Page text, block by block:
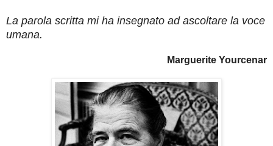
La parola scritta mi ha insegnato ad ascoltare la voce
umana.
Marguerite Yourcenar